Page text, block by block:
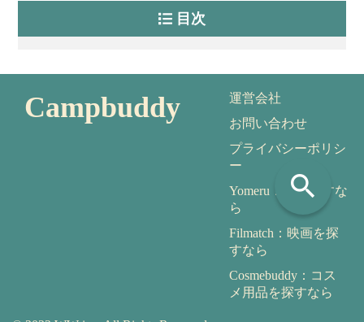
目次
search
Campbuddy
運営会社
お問い合わせ
プライバシーポリシ
ー
Yomeru：本を探すな
ら
Filmatch：映画を探
すなら
Cosmebuddy：コス
メ用品を探すなら